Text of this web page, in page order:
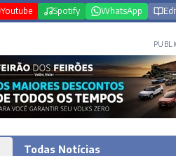
Youtube Spotify WhatsApp
Todas Notícias